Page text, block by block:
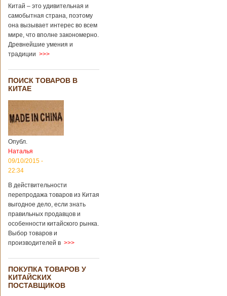
Китай – это удивительная и
самобытная страна, поэтому
она вызывает интерес во всем
мире, что вполне закономерно.
Древнейшие умения и
традиции >>>
ПОИСК ТОВАРОВ В
КИТАЕ
Опубл.
Наталья
09/10/2015 -
22:34
В действительности
перепродажа товаров из Китая
выгодное дело, если знать
правильных продавцов и
особенности китайского рынка.
Выбор товаров и
производителей в >>>
ПОКУПКА ТОВАРОВ У
КИТАЙСКИХ
ПОСТАВЩИКОВ